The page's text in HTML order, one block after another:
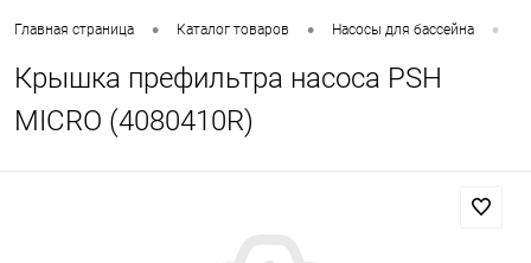
Главная страница • Каталог товаров • Насосы для бассейна •
Крышка префильтра насоса PSH
MICRO (4080410R)